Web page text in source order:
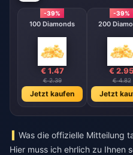
-39%
100 Diamonds
€ 1.47
€ 2.39
Jetzt kaufen
-39%
200
€ 2.95
€ 4.82
Jetzt
Was die offizielle Mitteilung
Hier muss ich ehrlich zu Ihnen